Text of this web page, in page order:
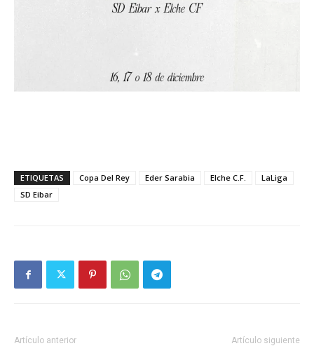
ETIQUETAS Copa Del Rey Eder Sarabia Elche C.F.
LaLiga
SD Eibar
Artículo anterior Artículo siguiente